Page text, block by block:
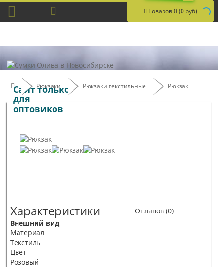
Товаров 0 (0 руб)
Сайт только
для
оптовиков
Рюкзаки Рюкзаки текстильные Рюкзак
Характеристики
Отзывов (0)
Внешний вид
Материал
Текстиль
Цвет
Розовый